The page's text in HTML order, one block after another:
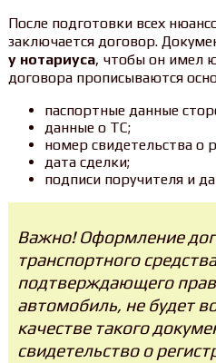
После подготовки всех
заключается договор.
у нотариуса, чтобы он имел
договора прописываются
паспортные данные
данные о ТС;
номер свидетельства о
дата сделки;
подписи поручителя и
Важно! Оформление
транспортного
подтверждающего
автомобиль, не будет
качестве такого
свидетельство о